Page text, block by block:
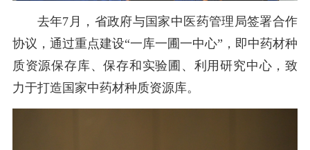
去年7月，省政府与国家中医药管理局签署合作
协议，通过重点建设“一库一圃一中心”，即中药材种
质资源保存库、保存和实验圃、利用研究中心，致
力于打造国家中药材种质资源库。